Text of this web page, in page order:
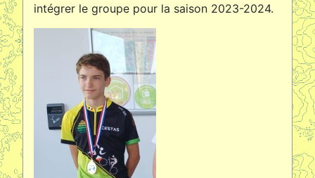
intégrer le groupe pour la saison 2023-2024.